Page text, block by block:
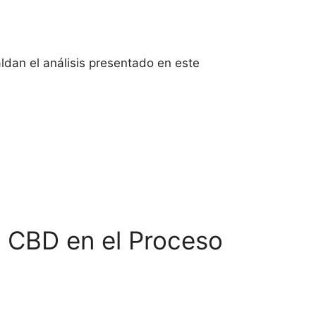
el análisis presentado en este
en el Proceso